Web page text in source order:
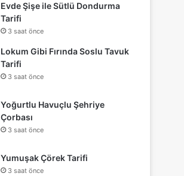
Evde Şişe ile Sütlü Dondurma
Tarifi
3 saat önce
Lokum Gibi Fırında Soslu Tavuk
Tarifi
3 saat önce
Yoğurtlu Havuçlu Şehriye
Çorbası
3 saat önce
Yumuşak Çörek Tarifi
3 saat önce